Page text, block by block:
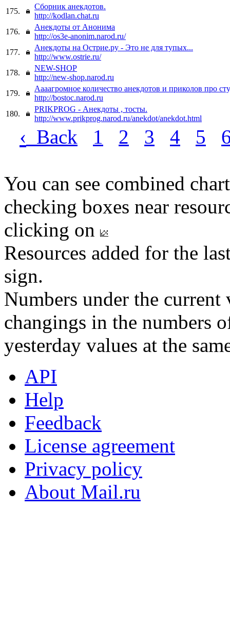
175.
Сборник анекдотов.
http://kodlan.chat.ru
176.
Анекдоты от Анонима
http://os3e-anonim.narod.ru/
177.
Анекдоты на Острие.ру - Это не для тупых...
http://www.ostrie.ru/
178.
NEW-SHOP
http://new-shop.narod.ru
179.
Аааагромное количество анекдотов и приколов про
http://bostoc.narod.ru
180.
PRIKPROG - Анекдоты , тосты.
http://www.prikprog.narod.ru/anekdot/anekdot.html
‹ Back 1 2 3 4 5
You can see combined
checking boxes near
clicking on
Resources added for the
sign.
Numbers under the
changings in the numbers
yesterday values at the
API
Help
Feedback
License agreement
Privacy policy
About Mail.ru